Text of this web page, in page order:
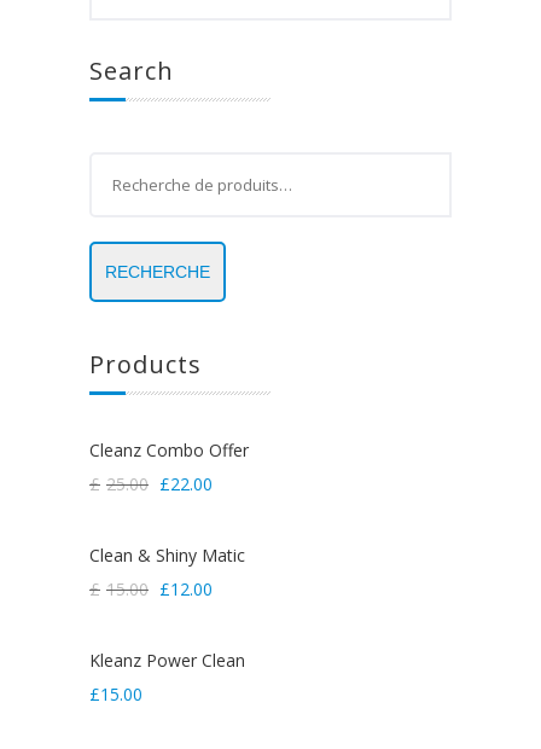
Search
RECHERCHE
Products
Cleanz Combo Offer
£ 25.00 £22.00
Clean & Shiny Matic
£ 15.00 £12.00
Kleanz Power Clean
£15.00